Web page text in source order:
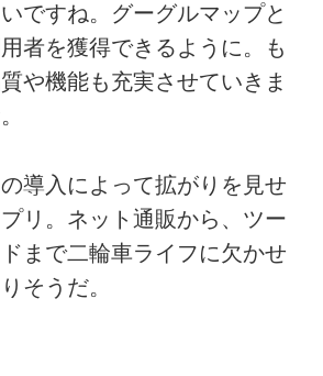
ですね。グーグルマップと
者を獲得できるように。も
や機能も充実させていきま
導入によって拡がりを見せ
リ。ネット通販から、ツー
まで二輪車ライフに欠かせ
そうだ。